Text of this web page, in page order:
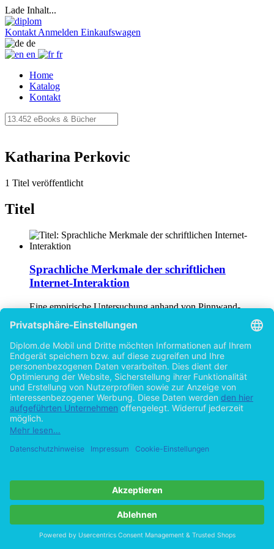
Lade Inhalt...
Kontakt Anmelden Einkaufswagen
de
en
fr
Home
Katalog
Kontakt
Katharina Perkovic
1 Titel veröffentlicht
Titel
Internet-Interaktion
Kommentaren im sozialen Netzwerk Facebook
©2014 Bachelorarbeit 60 Seiten
Hilfe/FAQ
Impressum
Datenschutz
AGB
Vertrag widerrufen
Zur Desktop-Version
Copyright ©Imprint in der Bedey & Thoms Media GmbH
byOpen Publishing
Cookie-Einstellungen